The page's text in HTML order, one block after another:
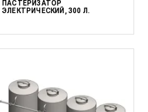
ПАСТЕРИЗАТОР
ЭЛЕКТРИЧЕСКИЙ, 300 Л.